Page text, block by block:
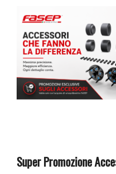
Super Promozione